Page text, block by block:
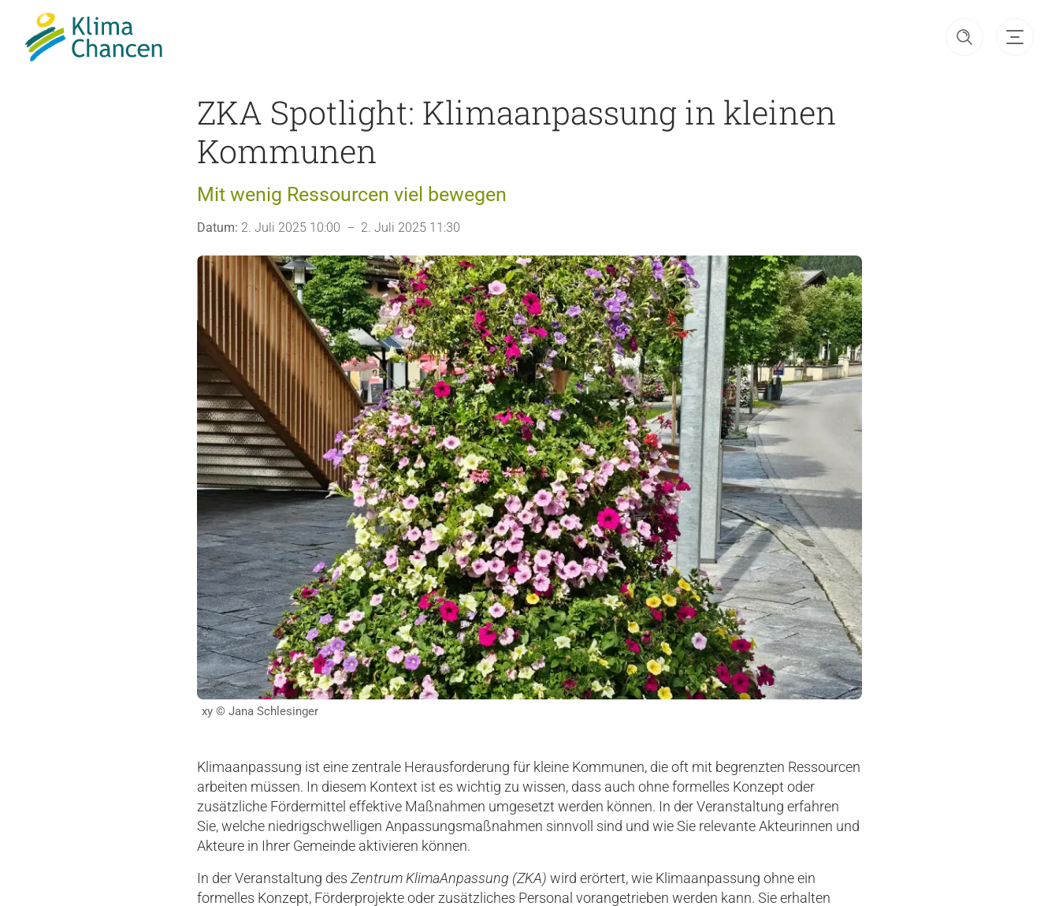
ZKA Spotlight: Klimaanpassung in kleinen
Kommunen
Mit wenig Ressourcen viel bewegen
Datum: 2. Juli 2025 10:00 – 2. Juli 2025 11:30
xy © Jana Schlesinger
Klimaanpassung ist eine zentrale Herausforderung für kleine Kommunen, die oft mit begrenzten Ressourcen
arbeiten müssen. In diesem Kontext ist es wichtig zu wissen, dass auch ohne formelles Konzept oder
zusätzliche Fördermittel effektive Maßnahmen umgesetzt werden können. In der Veranstaltung erfahren
Sie, welche niedrigschwelligen Anpassungsmaßnahmen sinnvoll sind und wie Sie relevante Akteurinnen und
Akteure in Ihrer Gemeinde aktivieren können.
In der Veranstaltung des Zentrum KlimaAnpassung (ZKA) wird erörtert, wie Klimaanpassung ohne ein
formelles Konzept, Förderprojekte oder zusätzliches Personal vorangetrieben werden kann. Sie erhalten